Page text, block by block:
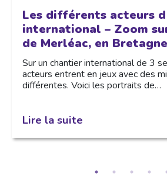
Les différents acteurs
international – Zoom
de Merléac, en
Sur un chantier international de 3
acteurs entrent en jeux avec des
différentes. Voici les portraits de…
Lire la suite